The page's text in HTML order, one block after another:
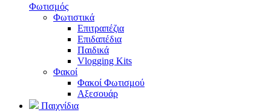
Φωτισμός
Φωτιστικά
Επιτραπέζια
Επιδαπέδια
Παιδικά
Vlogging Kits
Φακοί
Φακοί Φωτισμού
Αξεσουάρ
Παιχνίδια